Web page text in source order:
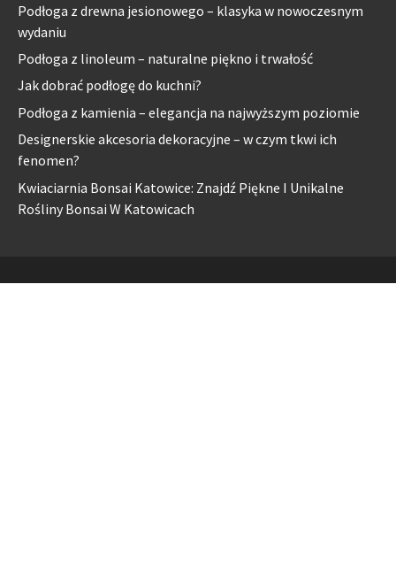
Podłoga z drewna jesionowego – klasyka w nowoczesnym
wydaniu
Podłoga z linoleum – naturalne piękno i trwałość
Jak dobrać podłogę do kuchni?
Podłoga z kamienia – elegancja na najwyższym poziomie
Designerskie akcesoria dekoracyjne – w czym tkwi ich
fenomen?
Kwiaciarnia Bonsai Katowice: Znajdź Piękne I Unikalne
Rośliny Bonsai W Katowicach